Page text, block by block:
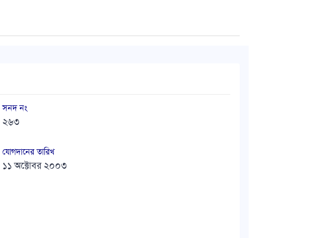
সনদ নং
২৬৩
যোগদানের তারিখ
১১ অক্টোবর ২০০৩